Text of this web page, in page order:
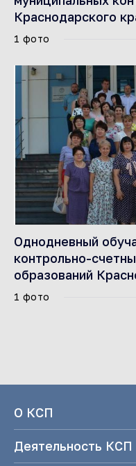
Краснодарского
1 фото
Однодневный
контрольно-
образований
1 фото
О КСП
Деятельность КСП